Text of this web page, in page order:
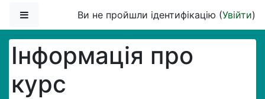
Бокова панельВи не пройшли ідентифікацію (Увійти)
Інформація про
курс